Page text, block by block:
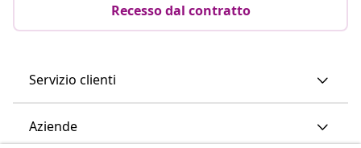
Recesso dal contratto
Servizio clienti
Aziende